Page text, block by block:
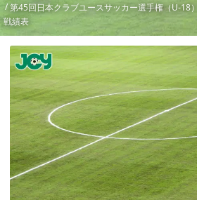
第45回日本クラブユースサッカー選手権（U-18
戦績表